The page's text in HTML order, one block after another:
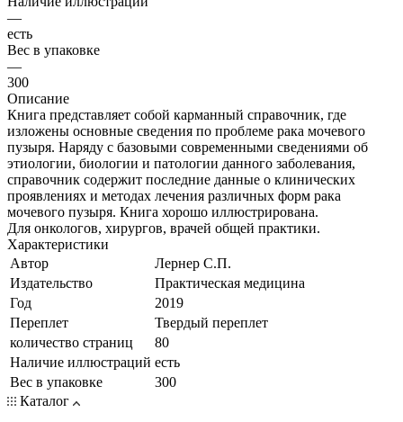
—
есть
Вес в упаковке
—
300
Описание
Книга представляет собой карманный справочник, где
изложены основные сведения по проблеме рака мочевого
пузыря. Наряду с базовыми современными сведениями об
этиологии, биологии и патологии данного заболевания,
справочник содержит последние данные о клинических
проявлениях и методах лечения различных форм рака
мочевого пузыря. Книга хорошо иллюстрирована.
Для онкологов, хирургов, врачей общей практики.
Характеристики
Автор
Лернер С.П.
Издательство
Практическая медицина
Год
2019
Переплет
Твердый переплет
количество страниц
80
Наличие иллюстраций есть
Вес в упаковке
300
Каталог